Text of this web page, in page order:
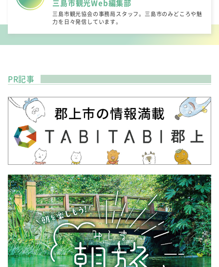
三島市観光Web編集部
三島市観光協会の事務局スタッフ。三島市のみどころや魅
力を日々発信しています。
PR記事